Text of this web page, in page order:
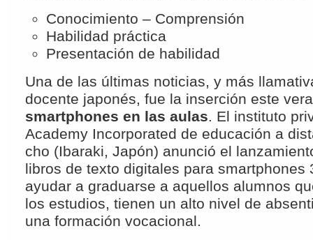
Conocimiento – Comprensión
Habilidad práctica
Presentación de habilidad
Una de las últimas noticias, y más
docente japonés, fue la inserción este
smartphones en las aulas. El instituto
Academy Incorporated de educación a
cho (Ibaraki, Japón) anunció el
libros de texto digitales para smartphones
ayudar a graduarse a aquellos alumnos
los estudios, tienen un alto nivel de
una formación vocacional.